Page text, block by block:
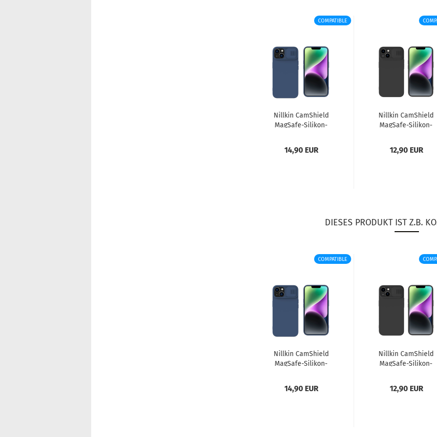
COMPATIBLE
Nill­kin CamS­hield
MagSafe-​​Silikon-​
ckung...
14,90 EUR
Nill­kin CamS­hield
MagSafe-​​Silikon-​
ckung...
12,90 EUR
DIESES PRODUKT IST Z.B.
COMPATIBLE
Nill­kin CamS­hield
MagSafe-​​Silikon-​
ckung...
14,90 EUR
Nill­kin CamS­hield
MagSafe-​​Silikon-​
ckung...
12,90 EUR